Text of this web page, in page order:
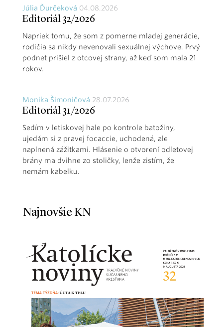
Júlia Ďurčeková 04.08.2026
Editoriál 32/2026
Napriek tomu, že som z pomerne mladej generácie,
rodičia sa nikdy nevenovali sexuálnej výchove. Prvý
podnet prišiel z otcovej strany, až keď som mala 21
rokov.
Monika Šimoničová 28.07.2026
Editoriál 31/2026
Sedím v letiskovej hale po kontrole batožiny,
ujedám si z pravej focaccie, uchodená, ale
naplnená zážitkami. Hlásenie o otvorení odletovej
brány ma dvihne zo stoličky, lenže zistím, že
nemám kabelku.
Najnovšie KN